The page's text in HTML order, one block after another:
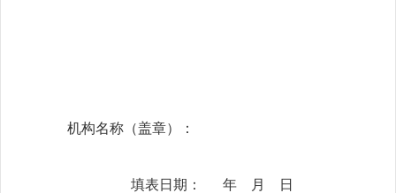
机构名称（盖章）：
填表日期： 年 月 日